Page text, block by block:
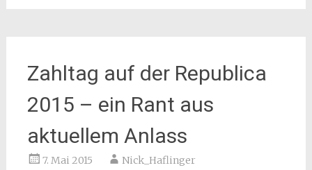
Zahltag auf der Republica
2015 – ein Rant aus
aktuellem Anlass
7. Mai 2015 Nick_Haflinger